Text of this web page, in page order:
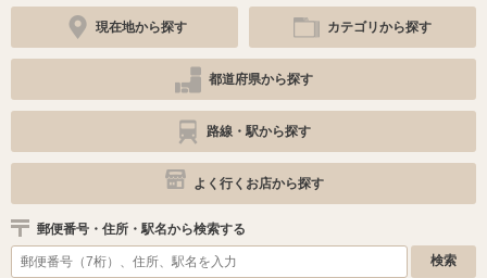
現在地から探す カテゴリから探す
都道府県から探す
路線・駅から探す
よく行くお店から探す
郵便番号・住所・駅名から検索する